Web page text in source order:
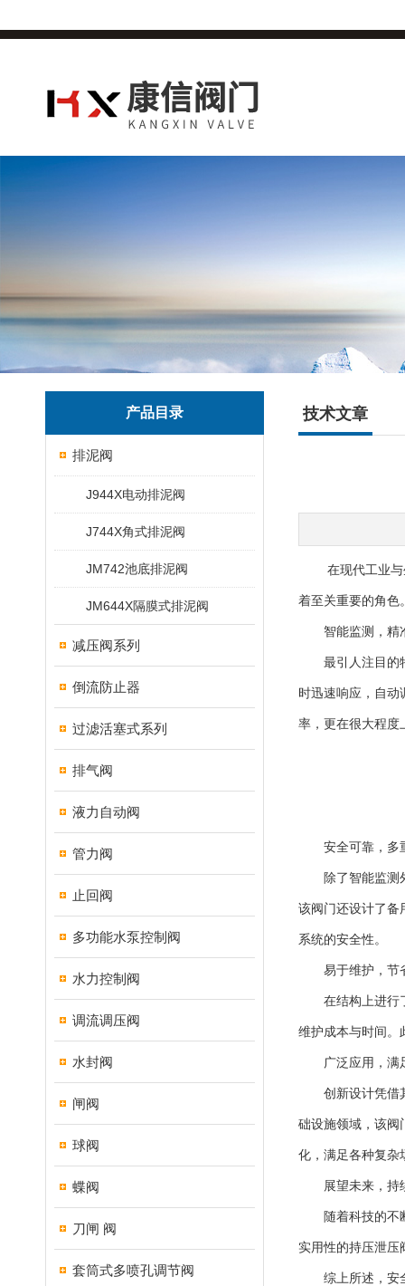
产品目录
排泥阀
J944X电动排泥阀
J744X角式排泥阀
JM742池底排泥阀
JM644X隔膜式排泥阀
减压阀系列
倒流防止器
过滤活塞式系列
排气阀
液力自动阀
管力阀
止回阀
多功能水泵控制阀
水力控制阀
调流调压阀
水封阀
闸阀
球阀
蝶阀
刀闸 阀
套筒式多喷孔调节阀
技术文章
在现代工业与生
着至关重要的角色
智能监测，精
最引人注目的特
时迅速响应，自动
率，更在很大程度
安全可靠，多
除了智能监测外
该阀门还设计了备
系统的安全性。
易于维护，节
在结构上进行了
维护成本与时间。
广泛应用，满
创新设计凭借其
础设施领域，该阀
化，满足各种复杂
展望未来，持
随着科技的不断
实用性的持压泄压
综上所述，安全